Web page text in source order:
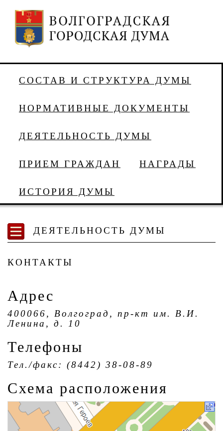
СОСТАВ И СТРУКТУРА ДУМЫ
НОРМАТИВНЫЕ ДОКУМЕНТЫ
ДЕЯТЕЛЬНОСТЬ ДУМЫ
ПРИЕМ ГРАЖДАН НАГРАДЫ
ИСТОРИЯ ДУМЫ
ДЕЯТЕЛЬНОСТЬ ДУМЫ
КОНТАКТЫ
Адрес
400066, Волгоград, пр-кт им. В.И.
Ленина, д. 10
Телефоны
Тел./факс: (8442) 38-08-89
Схема расположения